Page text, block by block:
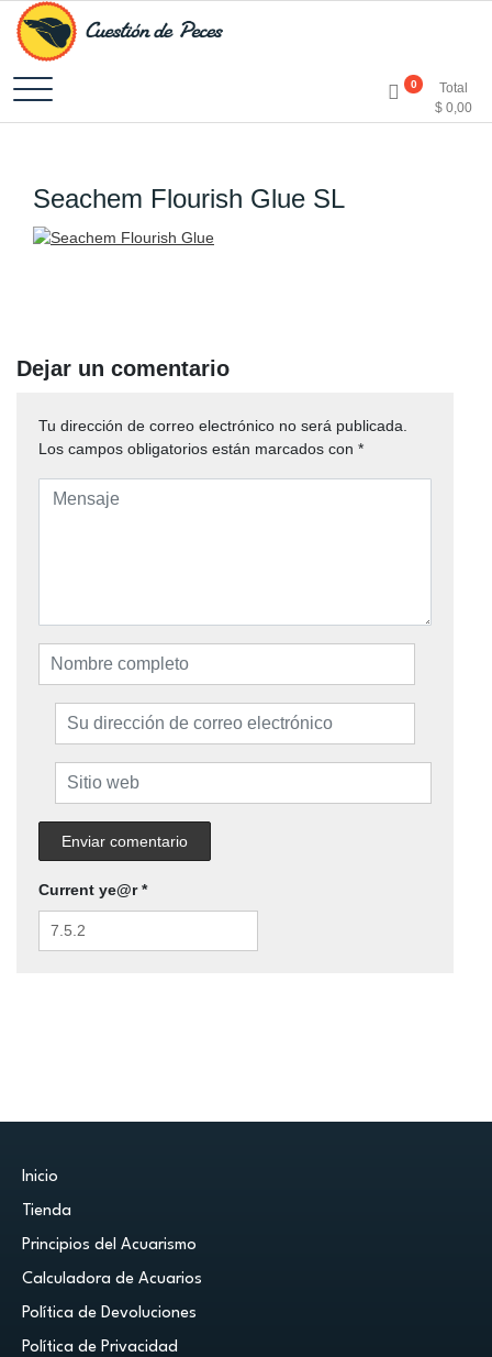
Cuestión de Peces –
Aquarium Supplies
0
Total
$ 0,00
Seachem Flourish Glue SL
Dejar un comentario
Tu dirección de correo electrónico no será publicada.
Los campos obligatorios están marcados con *
Current ye@r*
Inicio
Tienda
Principios del Acuarismo
Calculadora de Acuarios
Política de Devoluciones
Política de Privacidad